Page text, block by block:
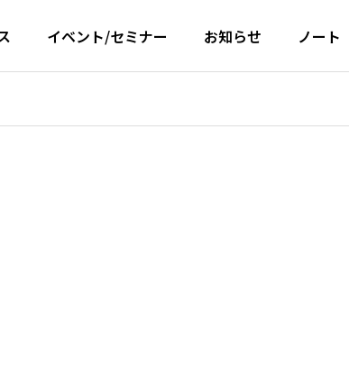
イベント/セミナー お知らせ ノート